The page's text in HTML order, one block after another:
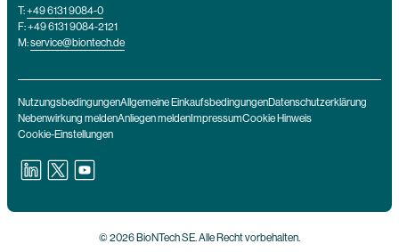
T:+49 6131 9084-0
F: +49 6131 9084-2121
M:service@biontech.de
NutzungsbedingungenAllgemeine EinkaufsbedingungenDatenschutzerklärung
Nebenwirkung meldenAnliegen melden ImpressumCookie Hinweis
Cookie-Einstellungen
© 2026 BioNTech SE. Alle Recht vorbehalten.